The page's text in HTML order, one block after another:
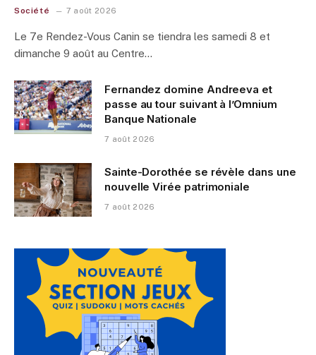
Société 7 août 2026
Le 7e Rendez-Vous Canin se tiendra les samedi 8 et
dimanche 9 août au Centre…
Fernandez domine Andreeva et
passe au tour suivant à l’Omnium
Banque Nationale
7 août 2026
Sainte-Dorothée se révèle dans une
nouvelle Virée patrimoniale
7 août 2026